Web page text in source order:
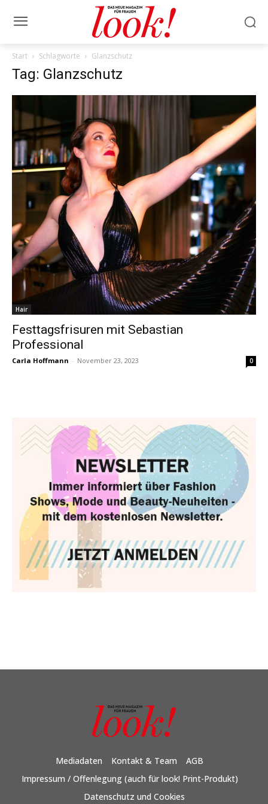
Start Schlagworte Glanzschutz
Tag: Glanzschutz
Hair
Festtagsfrisuren mit Sebastian
Professional
Carla Hoffmann - November 23, 2023 0
Mediadaten Kontakt & Team
AGB
Impressum / Offenlegung (auch für look! Print-Produkt)
Datenschutz und Cookies